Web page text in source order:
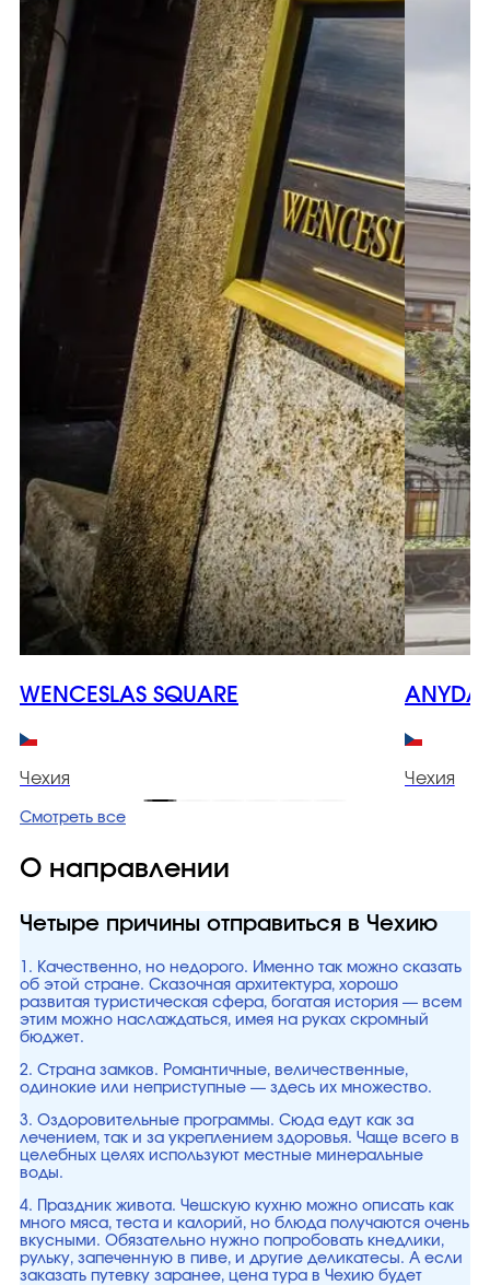
WENCESLAS SQUARE
Чехия Чехия
Смотреть все
О направлении
Четыре причины отправиться в Чехию
1. Качественно, но недорого. Именно так можно сказать
об этой стране. Сказочная архитектура, хорошо
развитая туристическая сфера, богатая история — всем
этим можно наслаждаться, имея на руках скромный
бюджет.
2. Страна замков. Романтичные, величественные,
одинокие или неприступные — здесь их множество.
3. Оздоровительные программы. Сюда едут как за
лечением, так и за укреплением здоровья. Чаще всего в
целебных целях используют местные минеральные
воды.
4. Праздник живота. Чешскую кухню можно описать как
много мяса, теста и калорий, но блюда получаются очень
вкусными. Обязательно нужно попробовать кнедлики,
рульку, запеченную в пиве, и другие деликатесы. А если
заказать путевку заранее, цена тура в Чехию будет